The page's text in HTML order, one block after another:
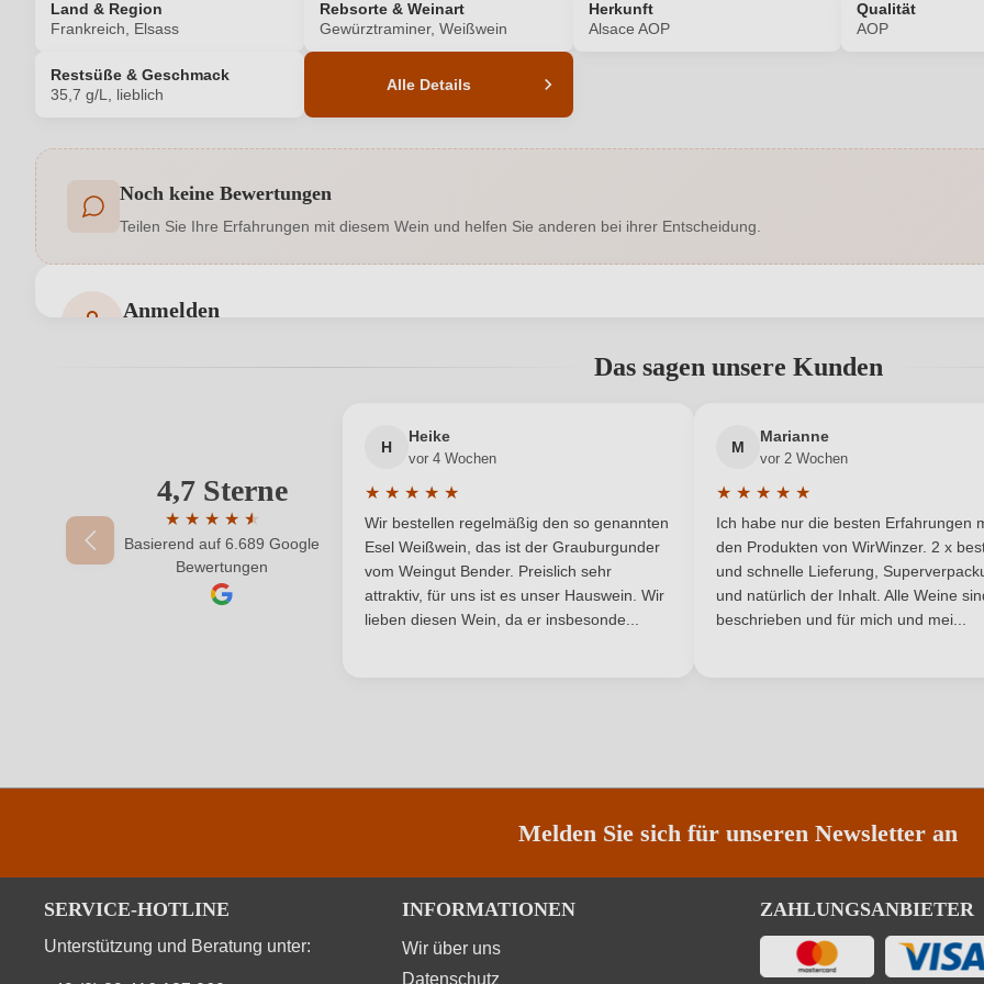
Land & Region
Frankreich, Elsass
Rebsorte & Weinart
Gewürztraminer, Weißwein
Herkunft
Alsace AOP
Qualität
AOP
Restsüße & Geschmack
35,7 g/L, lieblich
Alle Details
Allergene
Geographische Angabe
0,75 L Jahrgang
Rebsorte
Region Elsass Restzucker in g/L
Säuregehalt in g/L Traubenfarbe
Noch keine Bewertungen
Teilen Sie Ihre Erfahrungen mit diesem Wein und helfen Sie anderen bei ihrer Entscheidung.
Anmelden
Ihre E-Mail-Adresse
Ihr Passwort
Das sagen unsere Kunden
4,7 Sterne
★ ★ ★ ★ ★
★
Durchschnittliche Bewertung von 4.7 von 5 Sternen
Basierend auf 6.689 Google
Bewertungen
H
Heike
vor 4 Wochen
★ ★ ★ ★ ★
Durchschnittliche Bewertung von 5 von 5 Sternen
Wir bestellen regelmäßig den so genannten
Esel Weißwein, das ist der Grauburgunder
vom Weingut Bender. Preislich sehr
attraktiv, für uns ist es unser Hauswein. Wir
lieben diesen Wein, da er insbesonde...
M
Marianne
vor 2 Wochen
★ ★ ★ ★ ★
Durchschnittliche Bewertung von
Ich habe nur die besten Erfahrungen
den Produkten von WirWinzer. 2 x
und schnelle Lieferung,
und natürlich der Inhalt. Alle Weine
beschrieben und für mich und mei...
Melden Sie sich für unseren Newsletter an
SERVICE-HOTLINE
Unterstützung und Beratung unter:
INFORMATIONEN
Wir über uns
Datenschutz
ZAHLUNGSANBIETER